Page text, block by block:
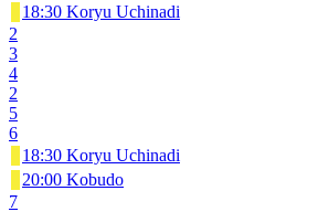
18:30 Koryu Uchinadi
2
3
4
2
5
6
18:30 Koryu Uchinadi
20:00 Kobudo
7